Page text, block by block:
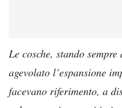
Le cosche, stando
agevolato l’espansione
facevano riferimento, a